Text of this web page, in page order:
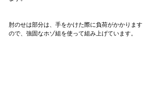
肘のせは部分は、手をかけた際に負荷がかかります
ので、強固なホゾ組を使って組み上げています。